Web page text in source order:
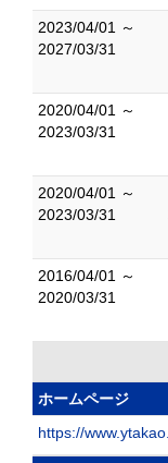
2023/04/01 ～
2027/03/31
2020/04/01 ～
2023/03/31
2020/04/01 ～
2023/03/31
2016/04/01 ～
2020/03/31
ホームページ
https://